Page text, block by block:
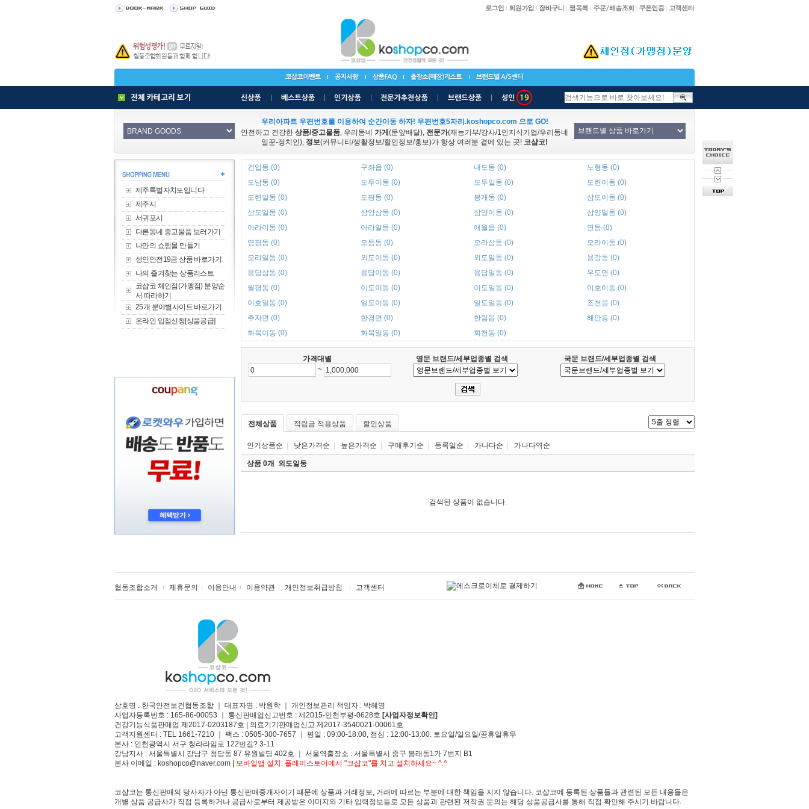
우리아파트 우편번호를 이용하여 순간이동 하자! 우편번호5자리.koshopco.com 으로 GO!
안전하고 건강한 상품/중고물품, 우리동네 가게 (문앞배달), 전문가(재능기부/강사/1인지식기업/우리동네
일꾼-정치인), 정보(커뮤니티/생활정보/할인정보/홍보)가 항상 여러분 곁에 있는 곳! 코샵코!
제주특별자치도입니다
제주시
서귀포시
다른동네 중고물품 보러가기
나만의 쇼핑몰 만들기
성인안전19금 상품 바로가기
나의 즐겨찾는 상품리스트
코샵코 체인점(가맹점) 분양순
서 따라하기
25개 분야별사이트 바로가기
온라인 입점신청[상품공급]
건입동 (0) 구좌읍 (0) 내도동 (0)
노형동 (0)
도남동 (0)
도두이동 (0) 도두일동 (0)
도련이동 (0)
도련일동 (0)
도평동 (0) 봉개동 (0)
삼도이동 (0)
삼도일동 (0)
삼양삼동 (0) 삼양이동 (0)
삼양일동 (0)
아라이동 (0)
아라일동 (0) 애월읍 (0)
연동 (0)
영평동 (0)
오등동 (0) 오라삼동 (0)
오라이동 (0)
오라일동 (0)
외도이동 (0) 외도일동 (0)
용강동 (0)
용담삼동 (0)
용담이동 (0) 용담일동 (0)
우도면 (0)
월평동 (0)
이도이동 (0) 이도일동 (0)
이호이동 (0)
이호일동 (0)
일도이동 (0) 일도일동 (0)
조천읍 (0)
추자면 (0)
한경면 (0) 한림읍 (0)
해안동 (0)
화북이동 (0)
화북일동 (0) 회천동 (0)
가격대별 영문 브랜드/세부업종별 검색
국문 브랜드/세부업종별 검색
~
전체상품 적립금 적용상품 할인상품
인기상품순 낮은가격순 높은가격순 구매후기순 등록일순 가나다순 가나다역순
상품 0개 외도일동
검색된 상품이 없습니다.
협동조합소개 제휴문의 이용안내 이용약관 개인정보취급방침 고객센터
상호명 : 한국안전보건협동조합 ｜ 대표자명 : 박원학 ｜ 개인정보관리 책임자 : 박혜영
사업자등록번호 : 165-86-00053 ｜ 통신판매업신고번호 : 제2015-인천부평-0628호 [사업자정보확인]
건강기능식품판매업 제2017-0203187호 | 의료기기판매업신고 제2017-3540021-00061호
고객지원센터 : TEL 1661-7210 ｜ 팩스 : 0505-300-7657 ｜ 평일 : 09:00-18:00, 점심 : 12:00-13:00. 토요일/일요일/공휴일휴무
본사 : 인천광역시 서구 청라라임로 122번길? 3-11
강남지사 : 서울특별시 강남구 청담동 87 유원빌딩 402호 ｜ 서울역출장소 : 서울특별시 중구 봉래동1가 7번지 B1
본사 이메일 : koshopco@naver.com | 모바일앱 설치: 플레이스토어에서 "코샵코"를 치고 설치하세요~ ^.^
코샵코는 통신판매의 당사자가 아닌 통신판매중개자이기 때문에 상품과 거래정보, 거래에 따르는 부분에 대한 책임을 지지 않습니다. 코샵코에 등록된 상품들과 관련된 모든 내용들은
개별 상품 공급사가 직접 등록하거나 공급사로부터 제공받은 이미지와 기타 입력정보들로 모든 상품과 관련된 저작권 문의는 해당 상품공급사를 통해 직접 확인해 주시기 바랍니다.​